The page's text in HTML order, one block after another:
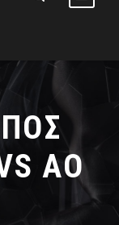
ΑΟ